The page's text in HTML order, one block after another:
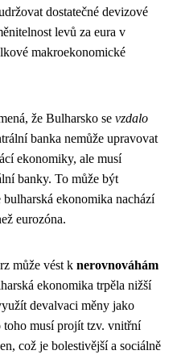
dostatečné devizové
levů za eura v
makroekonomické
že Bulharsko se vzdalo
banka nemůže upravovat
ekonomiky, ale musí
banky. To může být
ekonomika nachází
eurozóna.
může vést k nerovnováhám
ekonomika trpěla nižší
devalvaci měny jako
toho musí projít tzv. vnitřní
což je bolestivější a sociálně